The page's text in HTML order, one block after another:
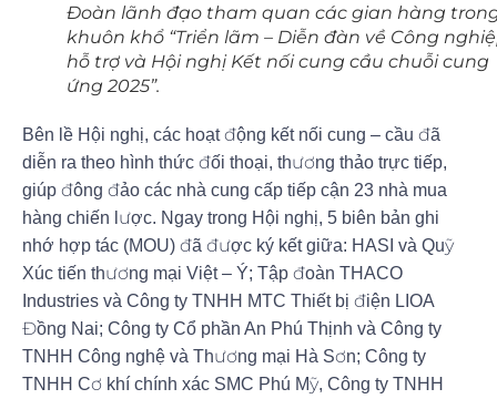
Đoàn lãnh đạo tham quan các gian hàng
khuôn khổ “Triển lãm – Diễn đàn về Công
hỗ trợ và Hội nghị Kết nối cung cầu chuỗi cung
ứng 2025”.
Bên lề Hội nghị, các hoạt động kết nối cung – cầu đã
diễn ra theo hình thức đối thoại, thương thảo trực tiếp,
giúp đông đảo các nhà cung cấp tiếp cận 23 nhà mua
hàng chiến lược. Ngay trong Hội nghị, 5 biên bản ghi
nhớ hợp tác (MOU) đã được ký kết giữa: HASI và Quỹ
Xúc tiến thương mại Việt – Ý; Tập đoàn THACO
Industries và Công ty TNHH MTC Thiết bị điện LIOA
Đồng Nai; Công ty Cổ phần An Phú Thịnh và Công ty
TNHH Công nghệ và Thương mại Hà Sơn; Công ty
TNHH Cơ khí chính xác SMC Phú Mỹ, Công ty TNHH